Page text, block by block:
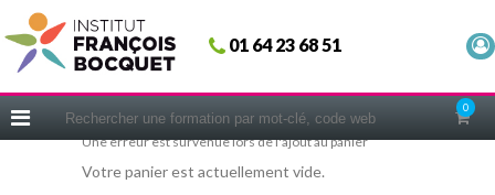
01 64 23 68 51
0
Fermer
ACCUEIL
CERIFICATIONS
INTRAS | SUR-MESURE
Une erreur est survenue lors de l'ajout au panier
Votre panier est actuellement vide.